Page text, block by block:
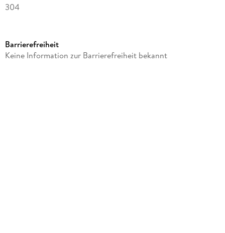
304
Verlag/Hersteller
Barrierefreiheit
Keine Information zur Barrierefreiheit bekannt